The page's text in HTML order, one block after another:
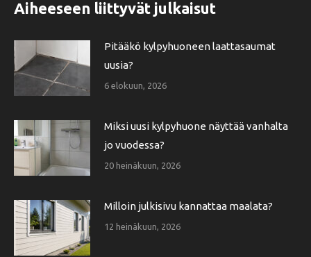
Aiheeseen liittyvät julkaisut
Pitääkö kylpyhuoneen laattasaumat
uusia?
6 elokuun, 2026
Miksi uusi kylpyhuone näyttää vanhalta
jo vuodessa?
20 heinäkuun, 2026
Milloin julkisivu kannattaa maalata?
12 heinäkuun, 2026